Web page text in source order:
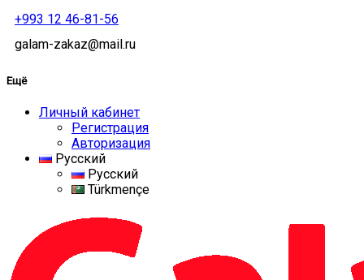
+993 12 46-81-56
galam-zakaz@mail.ru
Ещё
Личный кабинет
Регистрация
Авторизация
Русский
Русский
Türkmençe